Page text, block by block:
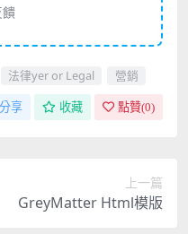
法律yer or Legal 營銷
分享 收藏 點贊(0)
上一篇
GreyMatter Html模版